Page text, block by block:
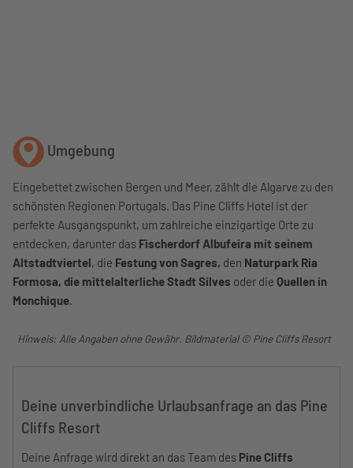
Umgebung
Eingebettet zwischen Bergen und Meer, zählt die Algarve zu den
schönsten Regionen Portugals. Das Pine Cliffs Hotel ist der
perfekte Ausgangspunkt, um zahlreiche einzigartige Orte zu
entdecken, darunter das Fischerdorf Albufeira mit seinem
Altstadtviertel, die Festung von Sagres, den Naturpark Ria
Formosa, die mittelalterliche Stadt Silves oder die Quellen in
Monchique.
Hinweis: Alle Angaben ohne Gewähr. Bildmaterial © Pine Cliffs Resort
Deine unverbindliche Urlaubsanfrage an das Pine
Cliffs Resort
Deine Anfrage wird direkt an das Team des Pine Cliffs